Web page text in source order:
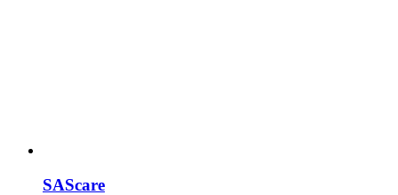
SAScare